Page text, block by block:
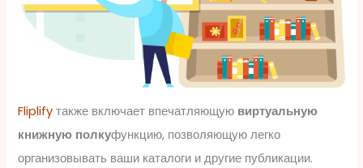
Fliplify также включает впечатляющую виртуальную
книжную полкуфункцию, позволяющую легко
организовывать ваши каталоги и другие публикации.